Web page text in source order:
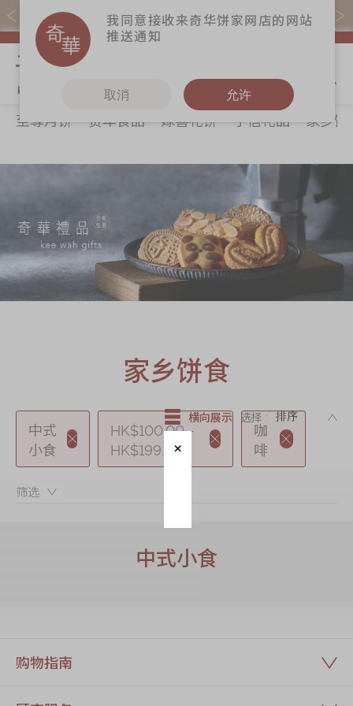
易赏钱会员凭推广码购买现货产品可赚易赏钱($5=1分)
关于奇华
商务销售
嫁喜须知
奇华网志
奇华饼食
嫁喜礼饼
手信礼品
家乡饼食
时令食品
迪士尼系列
奇华LINE
FRIENDS礼盒
所有产品
产品价目表
更多
奇华工作坊
奇华茶室
联络奇华
加入奇华
至尊月饼 贺年食品 嫁喜礼饼 手信礼品
家乡饼
家乡饼食
中式
小食
HK$100.00 -
HK$199.99
咖
啡
筛选：
横向展示 选择 :
中式小食
购物指南
我同意接收来奇华饼家网店的网站
推送通知
取消 允许